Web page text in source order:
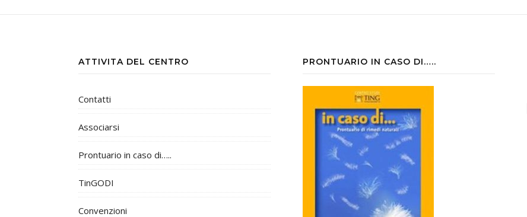
ATTIVITA DEL CENTRO
Contatti
Associarsi
Prontuario in caso di…..
TinGODI
Convenzioni
PRONTUARIO IN CASO DI…..